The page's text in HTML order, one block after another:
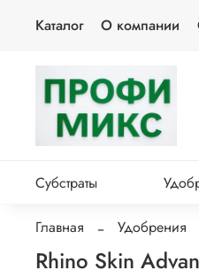
Каталог О компании
Субстраты
Главная Удобрения
Rhino Skin